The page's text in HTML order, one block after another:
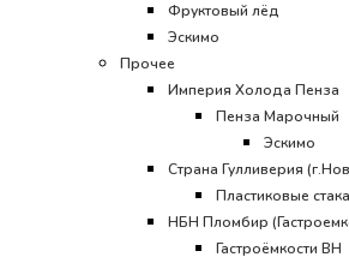
Фруктовый лёд
Эскимо
Прочее
Империя Холода Пенза
Пенза Марочный
Эскимо
Страна Гулливерия
Пластиковые
НБН Пломбир
Гастроёмкости ВН